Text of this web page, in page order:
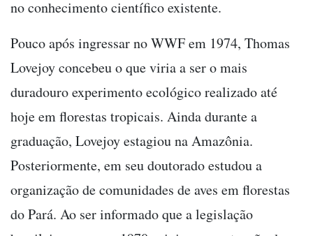
no conhecimento científico existente.
Pouco após ingressar no WWF em 1974, Thomas
Lovejoy concebeu o que viria a ser o mais
duradouro experimento ecológico realizado até
hoje em florestas tropicais. Ainda durante a
graduação, Lovejoy estagiou na Amazônia.
Posteriormente, em seu doutorado estudou a
organização de comunidades de aves em florestas
do Pará. Ao ser informado que a legislação